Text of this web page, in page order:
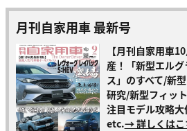
月刊自家用車 最新号
【月刊自家用車
産！「新型エル
ス」のすべて/新
研究/新型フィッ
注目モデル攻略
etc.→ 詳しくはこ